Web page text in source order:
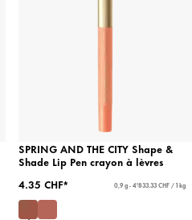
SPRING AND THE CITY Shape &
Shade Lip Pen crayon à lèvres
4.35 CHF*
0,9 g - 4'833.33 CHF / 1 kg